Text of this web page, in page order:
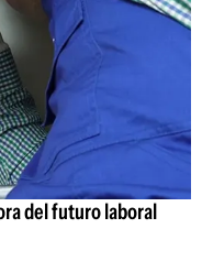
del futuro laboral